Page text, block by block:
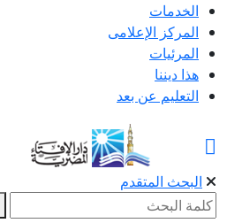
الخدمات
المركز الإعلامى
المرئيات
هذا ديننا
التعليم عن بعد
البحث المتقدم